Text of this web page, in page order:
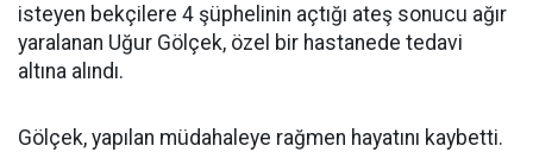
isteyen bekçilere 4 şüphelinin açtığı ateş sonucu ağır
yaralanan Uğur Gölçek, özel bir hastanede tedavi
altına alındı.
Gölçek, yapılan müdahaleye rağmen hayatını kaybetti.